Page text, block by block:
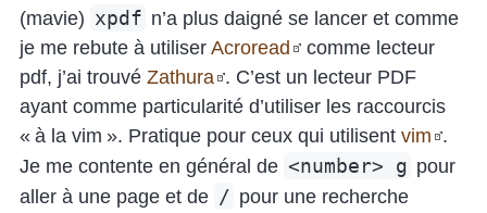
(mavie) xpdf n’a plus daigné se lancer et comme
je me rebute à utiliser Acroread
comme lecteur
pdf, j’ai trouvé Zathura . C’est un lecteur PDF
ayant comme particularité d’utiliser les raccourcis
« à la vim ». Pratique pour ceux qui utilisent vim .
Je me contente en général de <number> g pour
aller à une page et de / pour une recherche